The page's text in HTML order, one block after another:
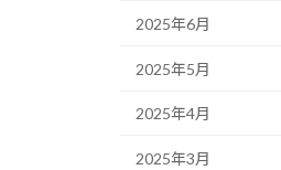
2025年6月
2025年5月
2025年4月
2025年3月